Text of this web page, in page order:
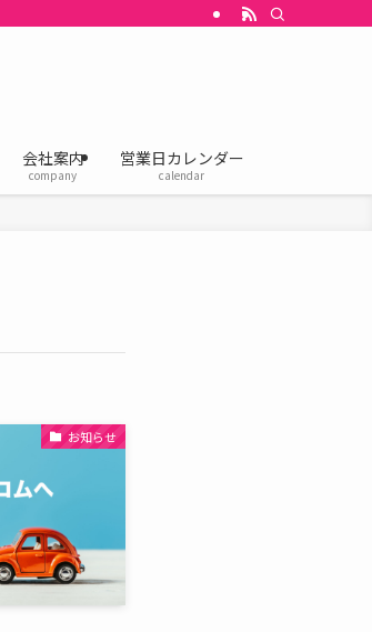
会社案内
company
営業日カレンダー
calendar
お知らせ